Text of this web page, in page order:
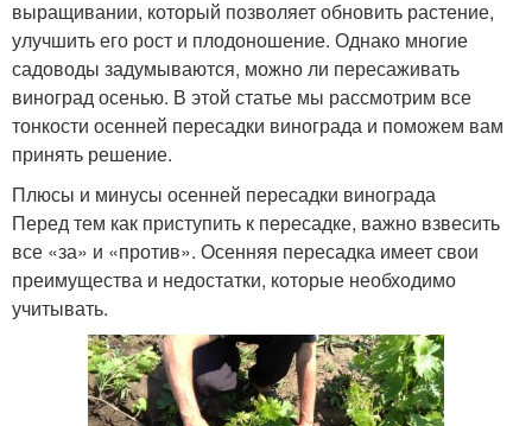
выращивании, который позволяет обновить растение,
улучшить его рост и плодоношение. Однако многие
садоводы задумываются, можно ли пересаживать
виноград осенью. В этой статье мы рассмотрим все
тонкости осенней пересадки винограда и поможем вам
принять решение.
Плюсы и минусы осенней пересадки винограда
Перед тем как приступить к пересадке, важно взвесить
все «за» и «против». Осенняя пересадка имеет свои
преимущества и недостатки, которые необходимо
учитывать.